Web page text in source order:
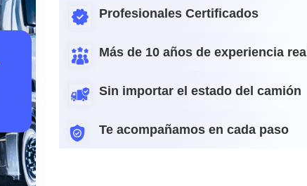
Profesionales Certificados
Más de 10 años de experiencia real
Sin importar el estado del camión
Te acompañamos en cada paso